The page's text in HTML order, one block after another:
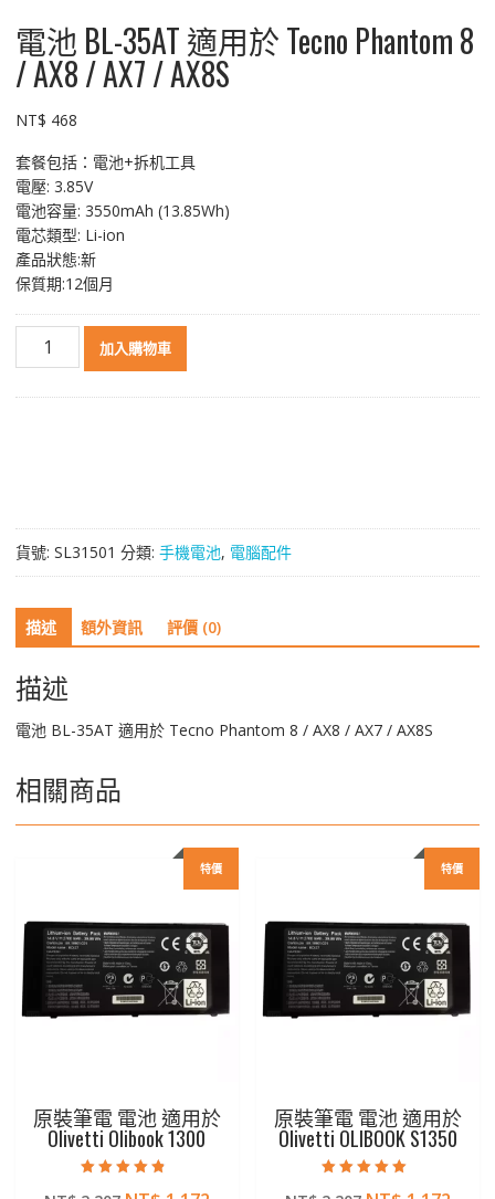
電池 BL-35AT 適用於 Tecno Phantom 8
/ AX8 / AX7 / AX8S
NT$ 468
套餐包括：電池+拆机工具
電壓: 3.85V
電池容量: 3550mAh (13.85Wh)
電芯類型: Li-ion
產品狀態:新
保質期:12個月
Phantom
8
/
AX8
AX7
/
AX8S
數
加入購物車
貨號: SL31501 分類: 手機電池, 電腦配件
描述 額外資訊 評價 (0)
描述
電池 BL-35AT 適用於 Tecno Phantom 8 / AX8 / AX7 / AX8S
相關商品
特價
原裝筆電 電池 適用於
Olivetti Olibook 1300
特價
原裝筆電 電池 適用於
Olivetti OLIBOOK S1350